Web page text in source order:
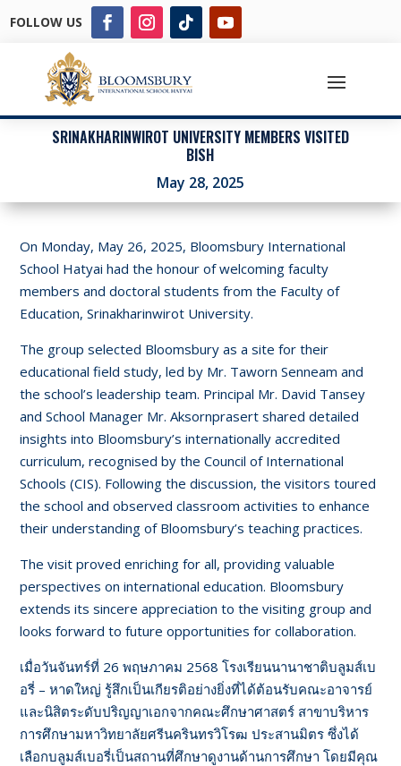
FOLLOW US
SRINAKHARINWIROT UNIVERSITY MEMBERS VISITED
BISH
May 28, 2025
On Monday, May 26, 2025, Bloomsbury International
School Hatyai had the honour of welcoming faculty
members and doctoral students from the Faculty of
Education, Srinakharinwirot University.
The group selected Bloomsbury as a site for their
educational field study, led by Mr. Taworn Senneam and
the school’s leadership team. Principal Mr. David Tansey
and School Manager Mr. Aksornprasert shared detailed
insights into Bloomsbury’s internationally accredited
curriculum, recognised by the Council of International
Schools (CIS). Following the discussion, the visitors toured
the school and observed classroom activities to enhance
their understanding of Bloomsbury’s teaching practices.
The visit proved enriching for all, providing valuable
perspectives on international education. Bloomsbury
extends its sincere appreciation to the visiting group and
looks forward to future opportunities for collaboration.
เมื่อวันจันทร์ที่ 26 พฤษภาคม 2568 โรงเรียนนานาชาติบลูมส์เบ
อรี่ – หาดใหญ่ รู้สึกเป็นเกียรติอย่างยิ่งที่ได้ต้อนรับคณะอาจารย์
และนิสิตระดับปริญญาเอกจากคณะศึกษาศาสตร์ สาขาบริหาร
การศึกษามหาวิทยาลัยศรีนครินทรวิโรฒ ประสานมิตร ซึ่งได้
เลือกบลูมส์เบอรี่เป็นสถานที่ศึกษาดูงานด้านการศึกษา โดยมีคุณ